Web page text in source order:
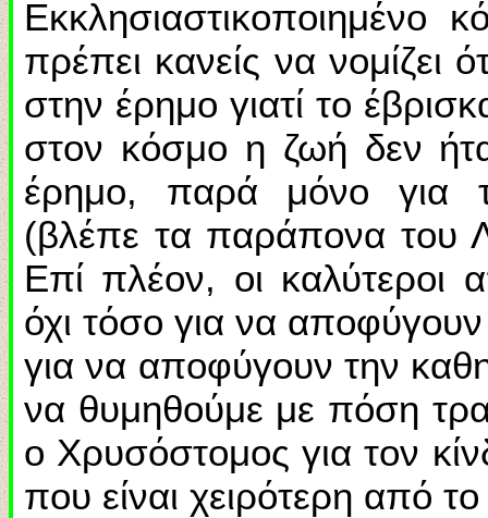
Εκκλησιαστικοποιημένο
πρέπει κανείς να νομίζει
στην έρημο γιατί το
στον κόσμο η ζωή δεν
έρημο, παρά μόνο για
(βλέπε τα παράπονα του
Επί πλέον, οι
όχι τόσο για να
για να αποφύγουν την
να θυμηθούμε με πόση
ο Χρυσόστομος για τον
που είναι χειρότερη από